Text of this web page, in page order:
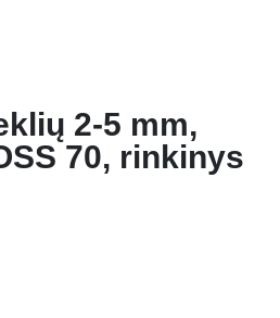
2-5 mm,
70, rinkinys